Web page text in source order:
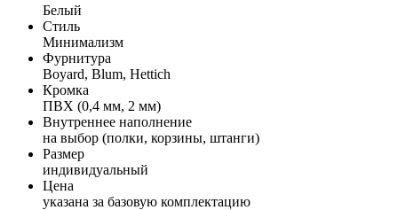
Белый
Стиль
Минимализм
Фурнитура
Boyard, Blum, Hettich
Кромка
ПВХ (0,4 мм, 2 мм)
Внутреннее наполнение
на выбор (полки, корзины, штанги)
Размер
индивидуальный
Цена
указана за базовую комплектацию